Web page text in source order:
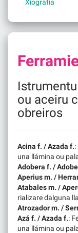
Xiografía
ou aceiru
obreiros
Acina f. / Azada f.
una llámina ou
Adobera f. /
Aperius m. /
Atabales m. /
rializare dalguna
Atrozador m. /
Azá f. / Azada f.:
una llámina ou